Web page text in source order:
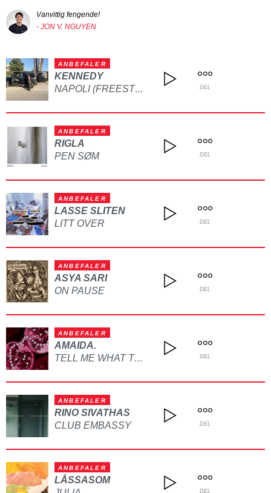
Vanvittig fengende!
- JON V. NGUYEN
ANBEFALER
KENNEDY
NAPOLI (FREESTYLE) DEL
ANBEFALER
RIGLA
PEN SØM
DEL
ANBEFALER
LASSE SLITEN
LITT OVER
DEL
ANBEFALER
ASYA SARI
ON PAUSE
DEL
ANBEFALER
AMAIDA.
TELL ME WHAT TO DO DEL
ANBEFALER
RINO SIVATHAS
CLUB EMBASSY
DEL
ANBEFALER
LÅSSASOM
DEL